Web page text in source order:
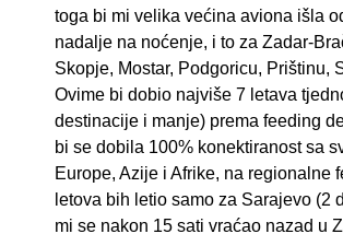
toga bi mi velika većina aviona išla
nadalje na noćenje, i to za Zadar-
Skopje, Mostar, Podgoricu, Prištinu,
Ovime bi dobio najviše 7 letava
destinacije i manje) prema feeding
bi se dobila 100% konektiranost sa
Europe, Azije i Afrike, na regionalne
letova bih letio samo za Sarajevo (2
mi se nakon 15 sati vraćao nazad u